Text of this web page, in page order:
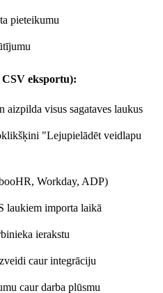
pieteikumu
eksportu):
aizpilda visus sagataves laukus
"Lejupielādēt veidlapu
Workday, ADP)
laukiem importa laikā
ierakstu
caur integrāciju
caur darba plūsmu